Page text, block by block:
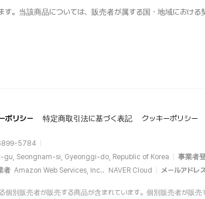
。当該商品については、販売者が属する国・地域におけ
ポリシー 特定商取引法に基づく表記 クッキーポリシー
5784
gu, Seongnam-si, Gyeonggi-do, Republic of Korea 事業者
者 Amazon Web Services, Inc.、NAVER Cloud メールアドレ
別販売者が販売する商品が含まれています。個別販売者が販